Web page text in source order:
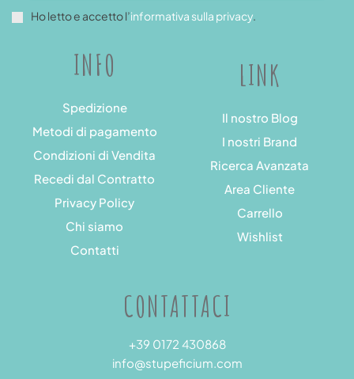
INFO
Spedizione
Metodi di pagamento
Condizioni di Vendita
Recedi dal Contratto
Privacy Policy
Chi siamo
Contatti
LINK
Il nostro Blog
I nostri Brand
Ricerca Avanzata
Area Cliente
Carrello
Wishlist
Ho letto e accetto l’informativa sulla privacy
CONTATTACI
+39 0172 430868
info@stupeficium.com